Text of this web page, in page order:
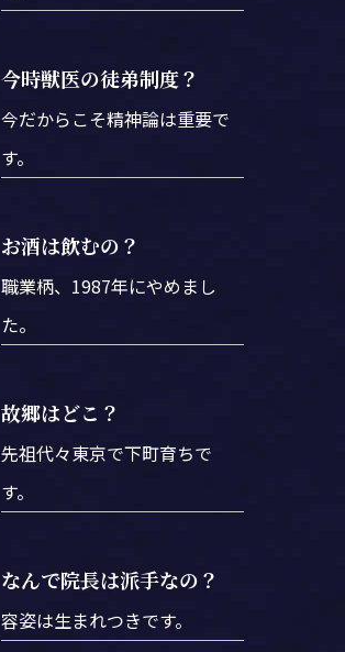
今時獣医の徒弟制度？
今だからこそ精神論は重要で
す。
お酒は飲むの？
職業柄、1987年にやめまし
た。
故郷はどこ？
先祖代々東京で下町育ちで
す。
なんで院長は派手なの？
容姿は生まれつきです。